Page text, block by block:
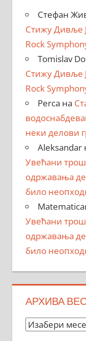
Стефан
Стижу Дивље
Rock
Tomislav
Стижу Дивље
Rock
Perca на
неки делови
Aleksandar
Увећани
одржавања
било
Увећани
одржавања
било
АРХИВА
Архива